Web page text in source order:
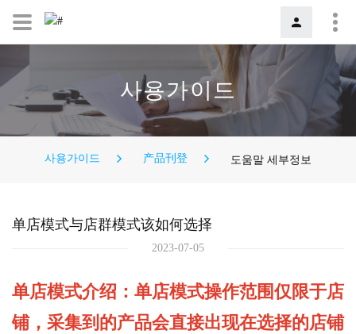
사용가이드
사용가이드 产品刊登 도움말 세부정보
单店模式与店群模式该如何选择
2023-07-05
单店模式介绍：单店模式操作范围仅限于店
铺，采集到的产品会直接出现在选择的店铺